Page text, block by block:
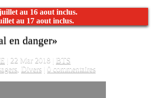
au 16 aout inclus.
au 17 aout inclus.
en danger»
22 Mar 2018
BTS
Divers 0 commentaires